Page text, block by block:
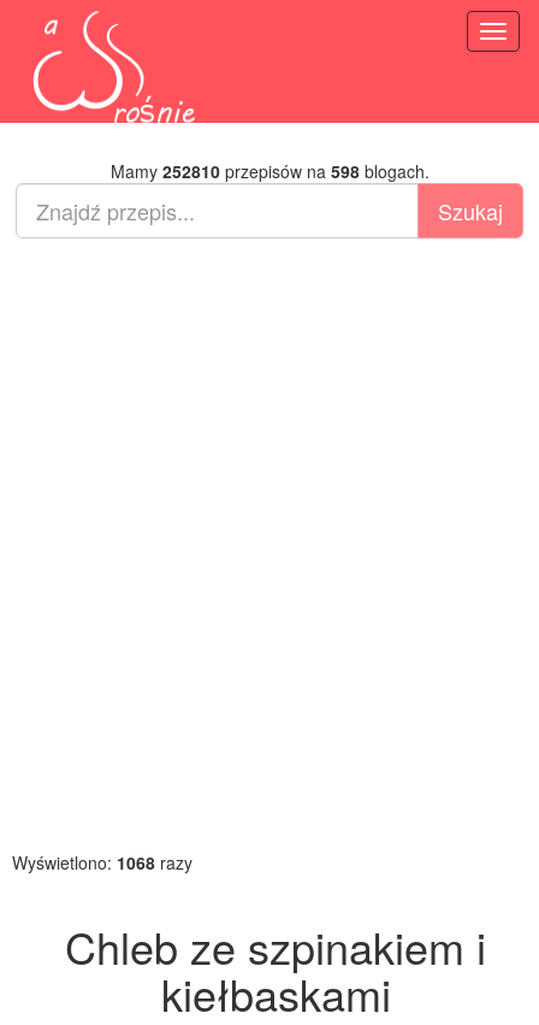
Mamy 252810przepisów na 598blogach.
Wyświetlono: 1068 razy
Chleb ze szpinakiem i
kiełbaskami